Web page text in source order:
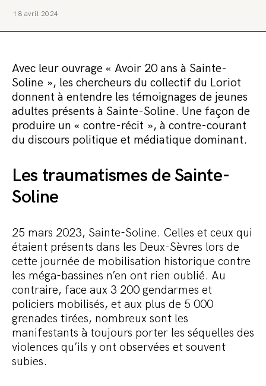
18 avril 2024
Avec leur ouvrage « Avoir 20 ans à Sainte-
Soline », les chercheurs du collectif du Loriot
donnent à entendre les témoignages de jeunes
adultes présents à Sainte-Soline. Une façon de
produire un « contre-récit », à contre-courant
du discours politique et médiatique dominant.
Les traumatismes de Sainte-
Soline
25 mars 2023, Sainte-Soline. Celles et ceux qui
étaient présents dans les Deux-Sèvres lors de
cette journée de mobilisation historique contre
les méga-bassines n’en ont rien oublié. Au
contraire, face aux 3 200 gendarmes et
policiers mobilisés, et aux plus de 5 000
grenades tirées, nombreux sont les
manifestants à toujours porter les séquelles des
violences qu’ils y ont observées et souvent
subies.
veut nous faire taire. Cette procédure bâillon vise à nous affaiblir et,
aujourd’hui une grande campagne de soutien avec un premier
Commander le pack